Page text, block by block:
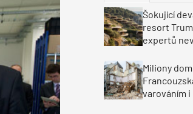
Průmyslové objekty
Inženýrské stavby
Doprava
Průmysl a logistika
Dopravní stavbyŠokující
resort
expertů
Miliony
varováním i